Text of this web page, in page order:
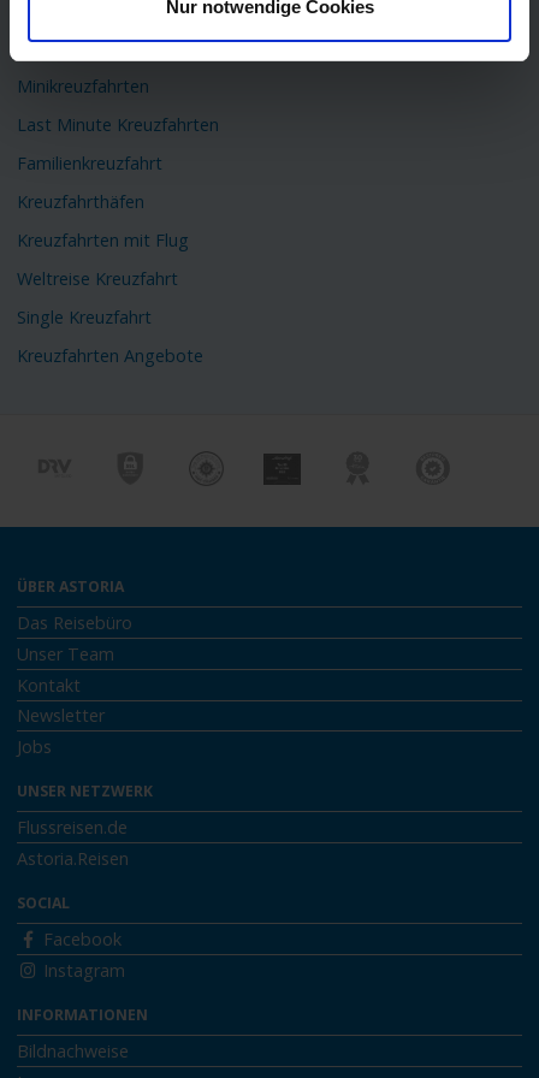
Nur notwendige Cookies
Kreuzfahrtschiffe
Minikreuzfahrten
Last Minute Kreuzfahrten
Familienkreuzfahrt
Kreuzfahrthäfen
Kreuzfahrten mit Flug
Weltreise Kreuzfahrt
Single Kreuzfahrt
Kreuzfahrten Angebote
ÜBER ASTORIA
Das Reisebüro
Unser Team
Kontakt
Newsletter
Jobs
UNSER NETZWERK
Flussreisen.de
Astoria.Reisen
SOCIAL
Facebook
Instagram
INFORMATIONEN
Bildnachweise